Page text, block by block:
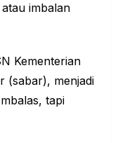
imbalan
Kementerian
(sabar), menjadi
tapi